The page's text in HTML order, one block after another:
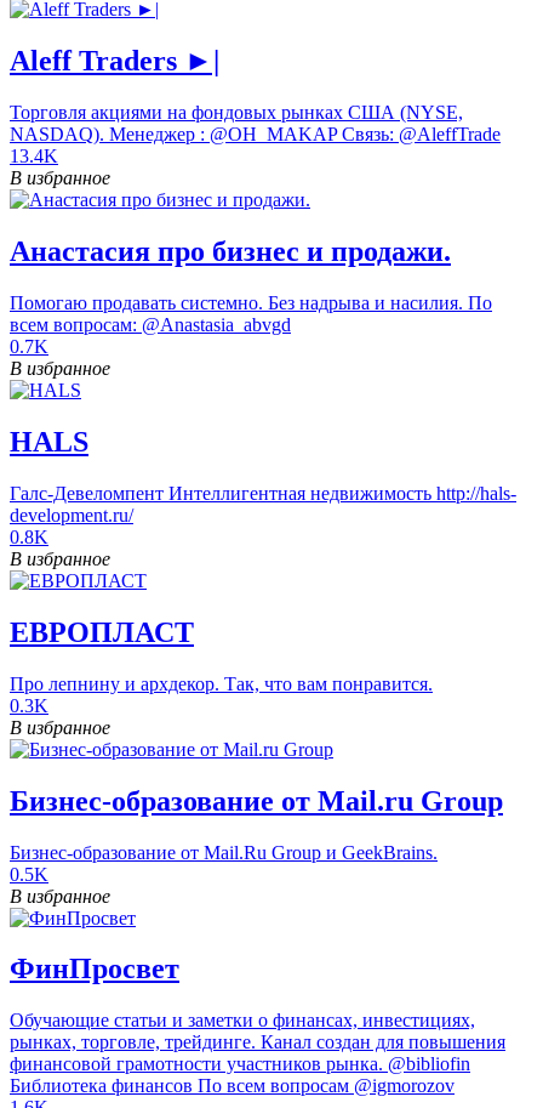
Aleff Traders ►|
Торговля акциями на фондовых рынках США (NYSE,
NASDAQ). Менеджер : @OH_MAKAP Связь: @AleffTrade
13.4K
В избранное
Анастасия про бизнес и продажи.
Помогаю продавать системно. Без надрыва и насилия. По
всем вопросам: @Anastasia_abvgd
0.7K
В избранное
HALS
Галс-Девеломпент Интеллигентная недвижимость http://hals-
development.ru/
0.8K
В избранное
ЕВРОПЛАСТ
Про лепнину и архдекор. Так, что вам понравится.
0.3K
В избранное
Бизнес-образование от Mail.ru Group
Бизнес-образование от Mail.Ru Group и GeekBrains.
0.5K
В избранное
ФинПросвет
Обучающие статьи и заметки о финансах, инвестициях,
рынках, торговле, трейдинге. Канал создан для повышения
финансовой грамотности участников рынка. @bibliofin
Библиотека финансов По всем вопросам @igmorozov